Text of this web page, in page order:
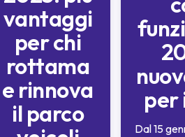
vantaggi
per chi
rottama
e rinnova
il parco
per
Dal 15